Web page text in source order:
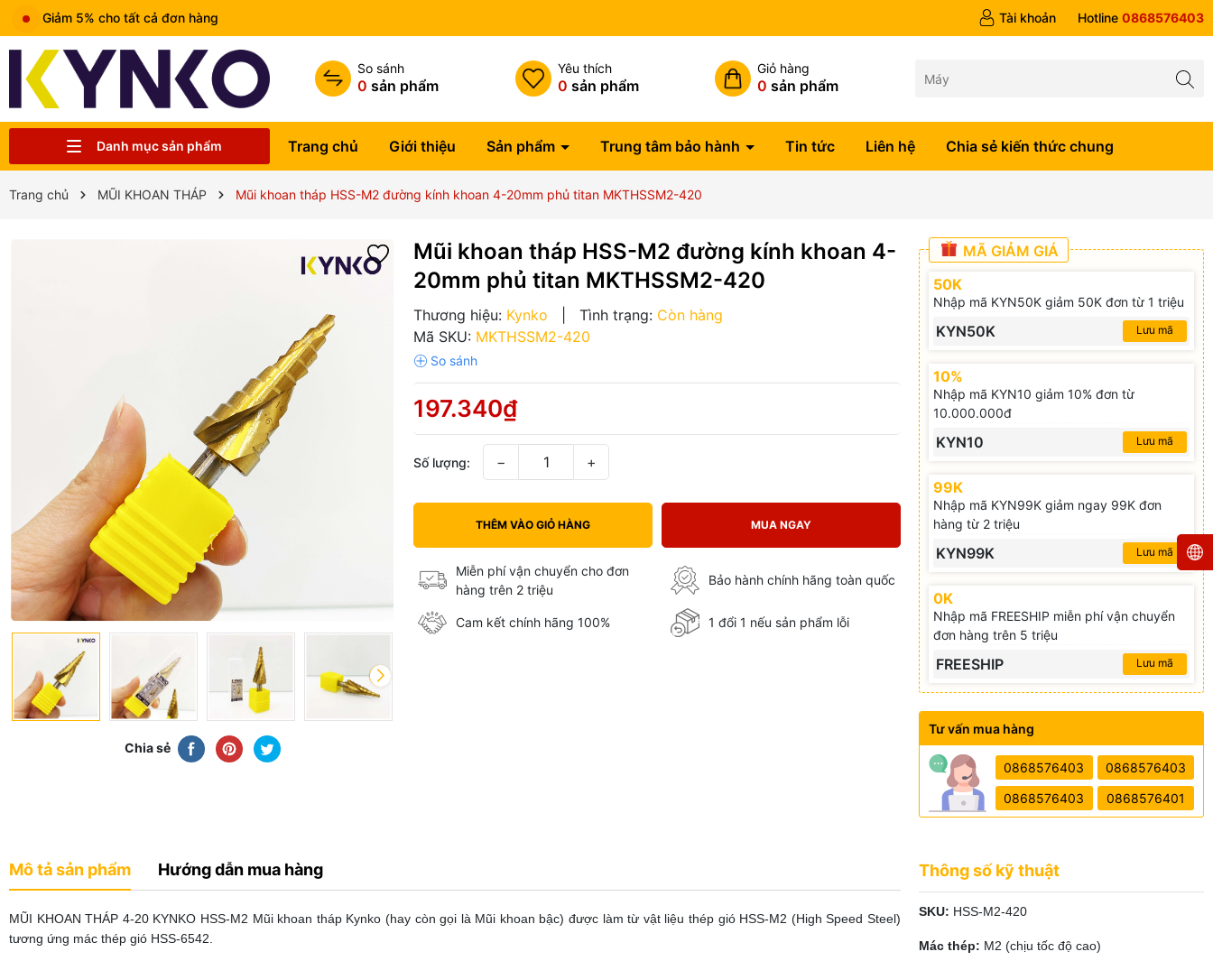
Giảm 5% cho tất cả đơn hàng Tài khoản Hotline 0868576403
So sánh
0 sản phẩm
Yêu thích
0 sản phẩm
Giỏ hàng
0 sản phẩm
Danh mục sản phẩm Trang chủ Giới thiệu Sản phẩm Trung tâm bảo hành Tin tức Liên hệ Chia sẻ kiến thức chung
Trang chủ MŨI KHOAN THÁP Mũi khoan tháp HSS-M2 đường kính khoan 4-20mm phủ titan MKTHSSM2-420
Chia sẻ
Mũi khoan tháp HSS-M2 đường kính khoan 4-
20mm phủ titan MKTHSSM2-420
Thương hiệu: Kynko Tình trạng: Còn hàng
Mã SKU: MKTHSSM2-420
197.340₫
Số lượng: − +
THÊM VÀO GIỎ HÀNG MUA NGAY
Miễn phí vận chuyển cho đơn
hàng trên 2 triệu
Bảo hành chính hãng toàn quốc
Cam kết chính hãng 100% 1 đổi 1 nếu sản phẩm lỗi
MÃ GIẢM GIÁ
50K
Nhập mã KYN50K giảm 50K đơn từ 1 triệu
KYN50K Lưu mã
10%
Nhập mã KYN10 giảm 10% đơn từ
10.000.000đ
KYN10 Lưu mã
99K
Nhập mã KYN99K giảm ngay 99K đơn
hàng từ 2 triệu
KYN99K Lưu mã
0K
Nhập mã FREESHIP miễn phí vận chuyển
đơn hàng trên 5 triệu
FREESHIP Lưu mã
Tư vấn mua hàng
0868576403 0868576403
0868576403 0868576401
Mô tả sản phẩm Hướng dẫn mua hàng
MŨI KHOAN THÁP 4-20 KYNKO HSS-M2 Mũi khoan tháp Kynko (hay còn gọi là Mũi khoan bậc) được làm từ vật liệu thép gió HSS-M2 (High Speed Steel)
tương ứng mác thép gió HSS-6542.
Thông số kỹ thuật
SKU: HSS-M2-420
Mác thép: M2 (chịu tốc độ cao)